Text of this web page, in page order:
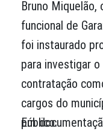
Bruno Miquelão,
funcional de
foi instaurado
para investigar
contratação
cargos do
público.
Em